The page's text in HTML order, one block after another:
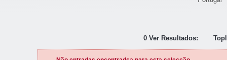
0 Ver Resultados: